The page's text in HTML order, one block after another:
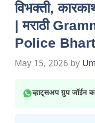
विभक्ती,
| मराठी
Police
May 15, 2026 by
व्हाट्सअप ग्रुप जॉईन